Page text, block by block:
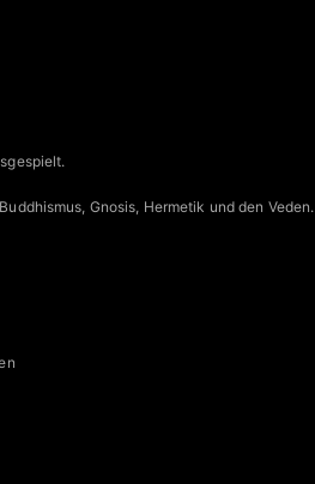
Gnosis, Hermetik und den Veden.